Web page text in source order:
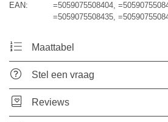
EAN:
=5059075508404,
=5059075508435,
Maattabel
Stel een vraag
Reviews